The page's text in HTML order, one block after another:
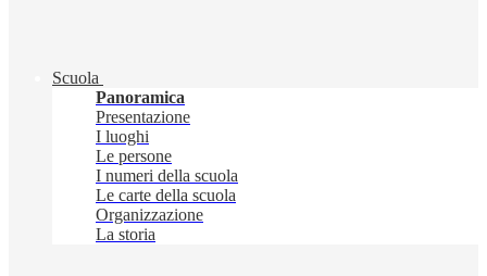
Scuola
Panoramica
Presentazione
I luoghi
Le persone
I numeri della scuola
Le carte della scuola
Organizzazione
La storia